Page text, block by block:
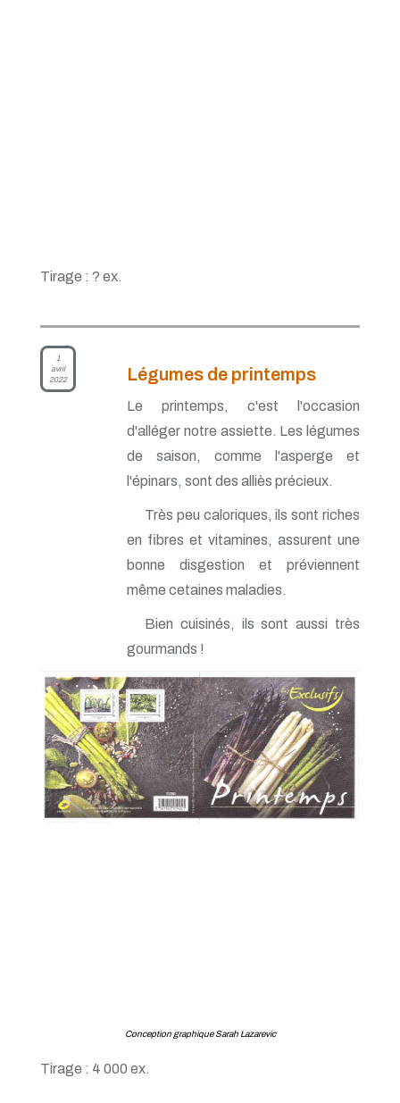
Tirage : ? ex.
1
avril
2022
Légumes de printemps
Le printemps, c'est l'occasion
d'alléger notre assiette. Les légumes
de saison, comme l'asperge et
l'épinars, sont des alliès précieux.
Très peu caloriques, ils sont riches
en fibres et vitamines, assurent une
bonne disgestion et préviennent
même cetaines maladies.
Bien cuisinés, ils sont aussi très
gourmands !
Conception graphique Sarah Lazarevic
Tirage : 4 000 ex.